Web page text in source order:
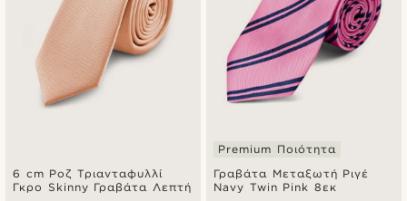
6 cm Ροζ Τριανταφυλλί
Γκρο Skinny Γραβάτα Λεπτή
Γραβάτα Μεταξωτή Ριγέ
Navy Twin Pink 8εκ
Premium Ποιότητα